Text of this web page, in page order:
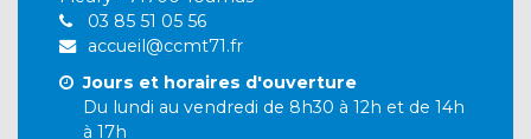
03 85 51 05 56
accueil@ccmt71.fr
Jours et horaires d'ouverture
Du lundi au vendredi de 8h30 à 12h et de 14h
à 17h